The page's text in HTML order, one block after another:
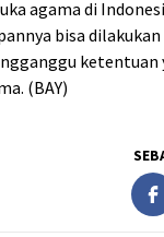
agama di
bisa
ketentuan
(BAY)